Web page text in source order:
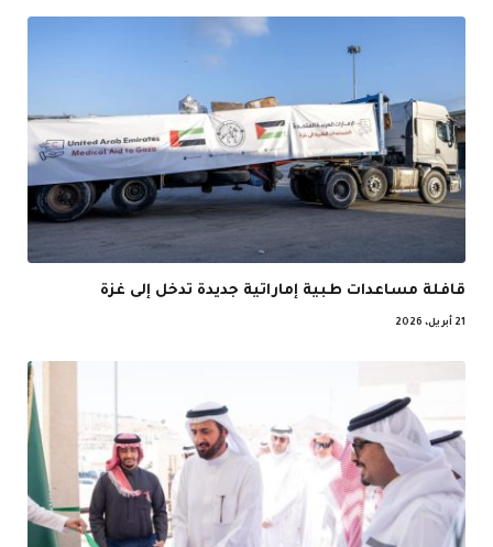
قافلة مساعدات طبية إماراتية جديدة تدخل إلى غزة
21 أبريل، 2026